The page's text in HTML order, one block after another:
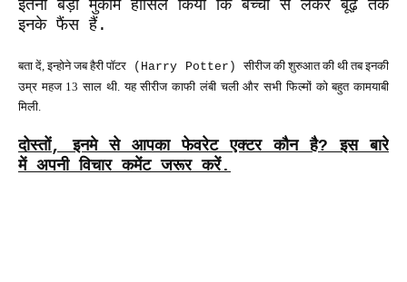
इतना बड़ा मुकाम हासिल किया कि बच्चों से लेकर बूढ़े तक
इनके फैंस हैं.
बता दें, इन्होने जब हैरी पॉटर (Harry Potter)सीरीज की शुरुआत की थी तब इनकी
उम्र महज 13 साल थी. यह सीरीज काफी लंबी चली और सभी फिल्मों को बहुत कामयाबी
मिली.
दोस्तों,इनमे से आपका फेवरेट एक्टर कौन है? इस बारे
में अपनी विचार कमेंट जरूर करें.